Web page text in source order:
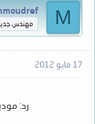
M مهندس
17 مايو 2012
رد: